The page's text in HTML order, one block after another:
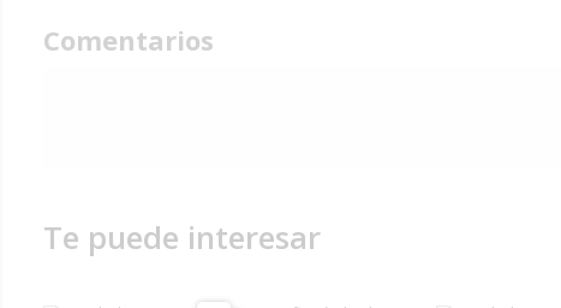
Comentarios
Te puede interesar